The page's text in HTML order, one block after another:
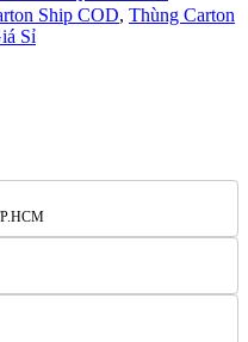
Ship COD, Thùng Carton
Sỉ